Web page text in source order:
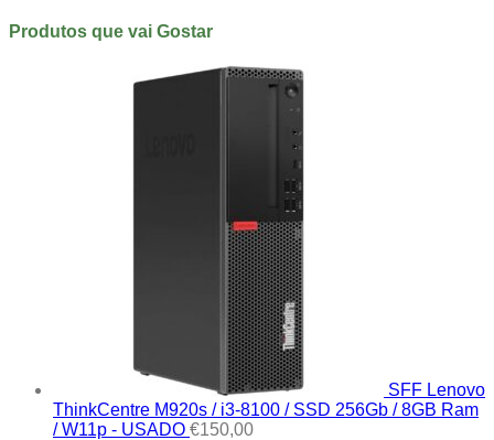
Produtos que vai Gostar
SFF Lenovo
ThinkCentre M920s / i3-8100 / SSD 256Gb / 8GB Ram
/ W11p - USADO €150,00